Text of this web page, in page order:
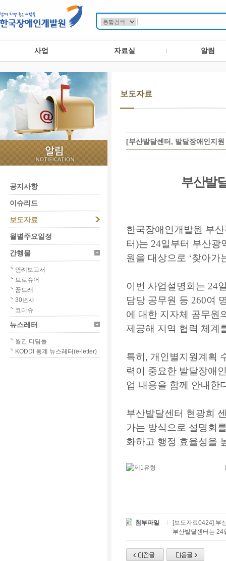
사업 자료실 알림
공지사항
이슈리드
보도자료
월별주요일정
간행물
연례보고서
브로슈어
꿈드래
30년사
코디슈
뉴스레터
월간 디딤돌
KODDI 통계 뉴스레터(e-letter)
보도자료
[부산발달센터, 발달장애인지
부산발
한국장애인개발원 부
터)는 24일부터 부산광
원을 대상으로 ‘찾아가
이번 사업설명회는 24
담당 공무원 등 260여
에 대한 지자체 공무원
제공해 지역 협력 체계
특히 , 개인별지원계획
력이 중요한 발달장애
업 내용을 함께 안내한
부산발달센터 현광희
가는 방식으로 설명회
화하고 행정 효율성을
첨부파일
[보도자료0424] 부
부산발달센터는 24